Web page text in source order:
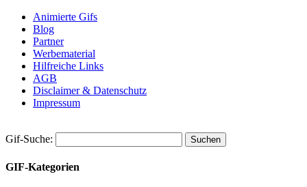
Animierte Gifs
Blog
Partner
Werbematerial
Hilfreiche Links
AGB
Disclaimer & Datenschutz
Impressum
Gif-Suche:
GIF-Kategorien